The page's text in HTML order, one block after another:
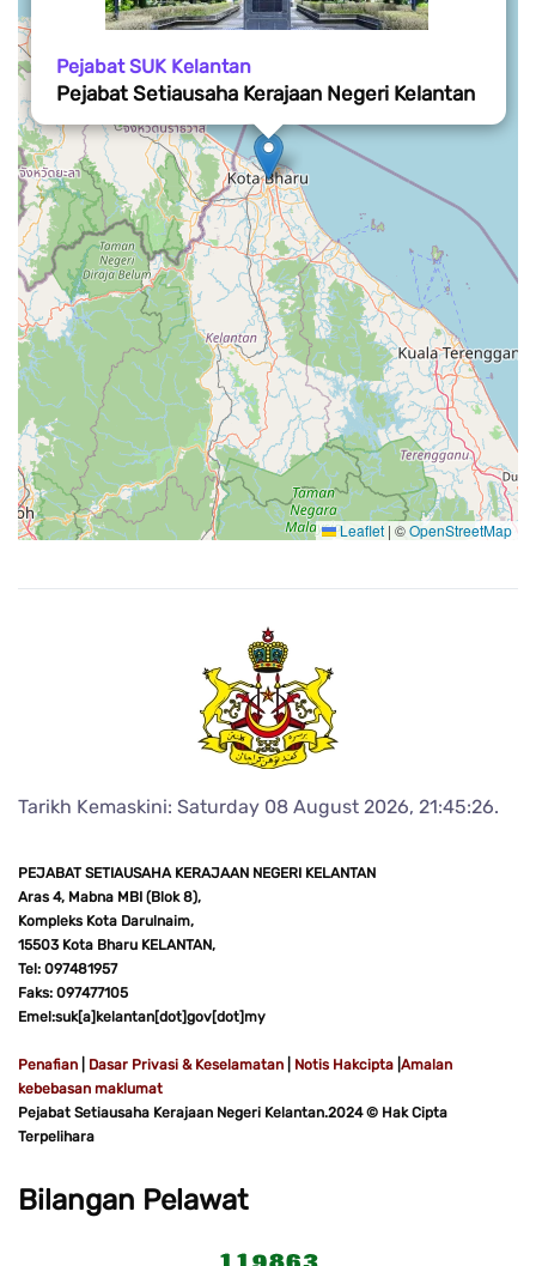
Pejabat SUK Kelantan
Pejabat Setiausaha Kerajaan Negeri Kelantan
Leaflet | ©OpenStreetMap
Tarikh Kemaskini: Saturday 08 August 2026, 21:45:26.
PEJABAT SETIAUSAHA KERAJAAN NEGERI KELANTAN
Aras 4, Mabna MBI (Blok 8),
Kompleks Kota Darulnaim,
15503 Kota Bharu KELANTAN,
Tel: 097481957
Faks: 097477105
Emel:suk[a]kelantan[dot]gov[dot]my
Penafian Dasar Privasi & Keselamatan Notis Hakcipta Amalan
kebebasan maklumat
Pejabat Setiausaha Kerajaan Negeri Kelantan.2024 © Hak Cipta
Terpelihara
Bilangan Pelawat